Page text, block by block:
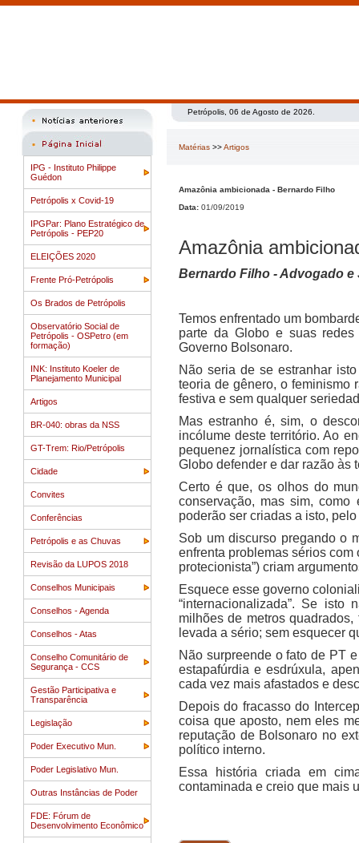
IPG - Instituto Philippe
Guédon
Petrópolis x Covid-19
IPGPar: Plano Estratégico de
Petrópolis - PEP20
ELEIÇÕES 2020
Frente Pró-Petrópolis
Os Brados de Petrópolis
Observatório Social de
Petrópolis - OSPetro (em
formação)
INK: Instituto Koeler de
Planejamento Municipal
Artigos
BR-040: obras da NSS
GT-Trem: Rio/Petrópolis
Cidade
Convites
Conferências
Petrópolis e as Chuvas
Revisão da LUPOS 2018
Conselhos Municipais
Conselhos - Agenda
Conselhos - Atas
Conselho Comunitário de
Segurança - CCS
Gestão Participativa e
Transparência
Legislação
Poder Executivo Mun.
Poder Legislativo Mun.
Outras Instâncias de Poder
FDE: Fórum de
Desenvolvimento Econômico
Petrópolis, 06 de Agosto de 2026.
Matérias >>Artigos
Amazônia ambicionada - Bernardo Filho
Data: 01/09/2019
Amazônia
Bernardo Filho - Advogado e
Temos enfrentado um
parte da Globo e suas
Governo Bolsonaro.
Não seria de se estranhar
teoria de gênero, o feminismo
festiva e sem qualquer
Mas estranho é, sim, o
incólume deste território. Ao
pequenez jornalística com
Globo defender e dar razão às
Certo é que, os olhos do
conservação, mas sim,
poderão ser criadas a isto,
Sob um discurso pregando o
enfrenta problemas sérios com
protecionista”) criam
Esquece esse governo
“internacionalizada”. Se
milhões de metros
levada a sério; sem esquecer
Não surpreende o fato de PT
estapafúrdia e esdrúxula,
cada vez mais afastados e
Depois do fracasso do
coisa que aposto, nem eles
reputação de Bolsonaro no
político interno.
Essa história criada em
contaminada e creio que mais